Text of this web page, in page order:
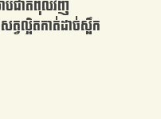
បជាតិពុលវិញ
ត្វល្អិតកាត់ដាច់ស្លឹក